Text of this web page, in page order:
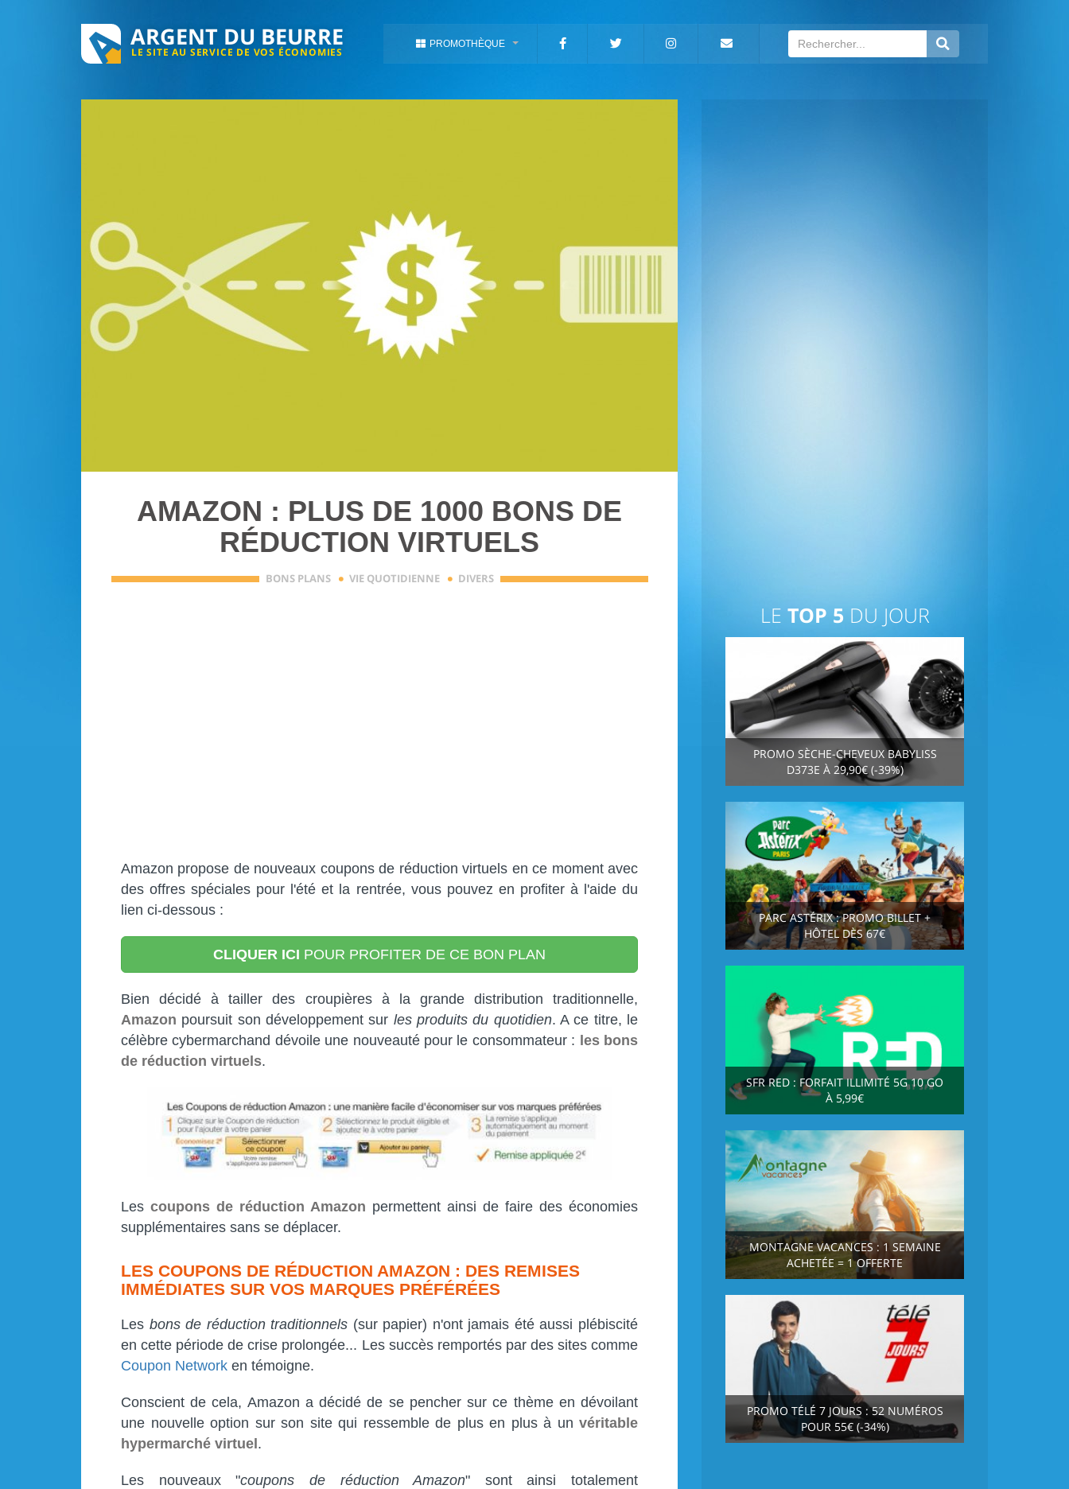
ARGENT DU BEURRE
LE SITE AU SERVICE DE VOS ÉCONOMIES
PROMOTHÈQUE
AMAZON : PLUS DE 1000 BONS DE
RÉDUCTION VIRTUELS
BONS PLANS · VIE QUOTIDIENNE · DIVERS
Amazon propose de nouveaux coupons de réduction virtuels en ce moment avec
des offres spéciales pour l'été et la rentrée, vous pouvez en profiter à l'aide du
lien ci-dessous :
CLIQUER ICI POUR PROFITER DE CE BON PLAN
Bien décidé à tailler des croupières à la grande distribution traditionnelle,
Amazon poursuit son développement sur les produits du quotidien. A ce titre, le
célèbre cybermarchand dévoile une nouveauté pour le consommateur : les bons
de réduction virtuels.
Les coupons de réduction Amazon permettent ainsi de faire des économies
supplémentaires sans se déplacer.
LES COUPONS DE RÉDUCTION AMAZON : DES REMISES
IMMÉDIATES SUR VOS MARQUES PRÉFÉRÉES
Les bons de réduction traditionnels (sur papier) n'ont jamais été aussi plébiscité
en cette période de crise prolongée... Les succès remportés par des sites comme
Coupon Network en témoigne.
Conscient de cela, Amazon a décidé de se pencher sur ce thème en dévoilant
une nouvelle option sur son site qui ressemble de plus en plus à un véritable
hypermarché virtuel .
Les nouveaux "coupons de réduction Amazon" sont ainsi totalement
LE TOP 5 DU JOUR
PROMO SÈCHE-CHEVEUX BABYLISS
D373E À 29,90€ (-39%)
PARC ASTÉRIX : PROMO BILLET +
HÔTEL DÈS 67€
SFR RED : FORFAIT ILLIMITÉ 5G 10 GO
À 5,99€
MONTAGNE VACANCES : 1 SEMAINE
ACHETÉE = 1 OFFERTE
PROMO TÉLÉ 7 JOURS : 52 NUMÉROS
POUR 55€ (-34%)